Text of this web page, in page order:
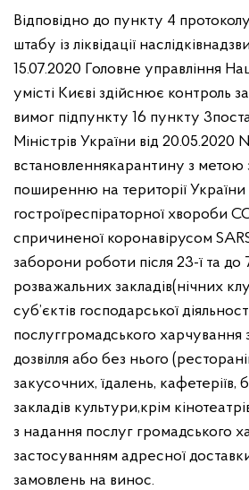
Відповідно до пункту 4
штабу із ліквідації наслідків
15.07.2020 Головне управління
умісті Києві здійснює контроль
вимог підпункту 16 пункту 3
Міністрів України від 20.05.2020
встановленнякарантину з метою
поширенню на території України
гостроїреспіраторної хвороби
спричиненої коронавірусом
заборони роботи після 23-ї та до
розважальних закладів(нічних
суб’єктів господарської
послуггромадського харчування
дозвілля або без нього
закусочних, їдалень, кафетеріїв,
закладів культури,крім
з надання послуг громадського
застосуванням адресної
замовлень на винос.